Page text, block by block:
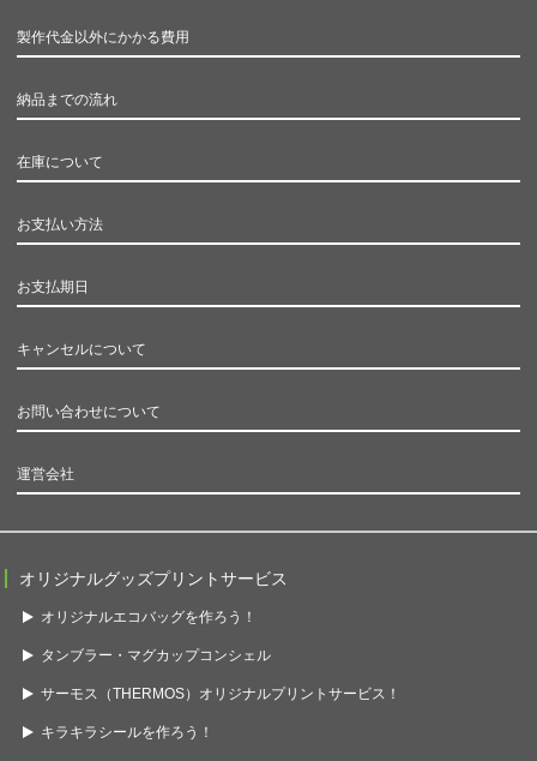
製作代金以外にかかる費用
納品までの流れ
在庫について
お支払い方法
お支払期日
キャンセルについて
お問い合わせについて
運営会社
オリジナルグッズプリントサービス
オリジナルエコバッグを作ろう！
タンブラー・マグカップコンシェル
サーモス（THERMOS）オリジナルプリントサービス！
キラキラシールを作ろう！